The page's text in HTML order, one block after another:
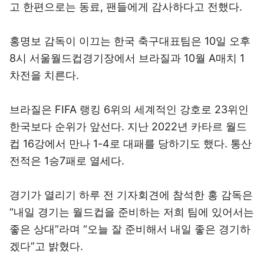
고 한편으로는 동료, 팬들에게 감사하다고 전했다.
홍명보 감독이 이끄는 한국 축구대표팀은 10일 오후
8시 서울월드컵경기장에서 브라질과 10월 A매치 1
차전을 치른다.
브라질은 FIFA 랭킹 6위의 세계적인 강호로 23위인
한국보다 순위가 앞선다. 지난 2022년 카타르 월드
컵 16강에서 만나 1-4로 대패를 당하기도 했다. 통산
전적은 1승7패로 열세다.
경기가 열리기 하루 전 기자회견에 참석한 홍 감독은
“내일 경기는 월드컵을 준비하는 저희 팀에 있어서는
좋은 상대”라며 “오늘 잘 준비해서 내일 좋은 경기하
겠다”고 밝혔다.